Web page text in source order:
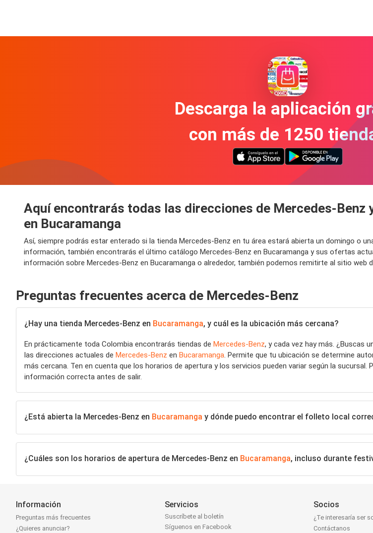
Descarga la aplicación
con más de 1250
Aquí encontrarás todas las direcciones de Mercedes-
en Bucaramanga
Así, siempre podrás estar enterado si la tienda Mercedes-Benz en tu área estará abierta un domingo o
información, también encontrarás el último catálogo Mercedes-Benz en Bucaramanga y sus ofertas
información sobre Mercedes-Benz en Bucaramanga o alrededor, también podemos remitirte al sitio web
Preguntas frecuentes acerca de Mercedes-Benz
¿Hay una tienda Mercedes-Benz en Bucaramanga, y cuál es la ubicación más cercana?
En prácticamente toda Colombia encontrarás tiendas de Mercedes-Benz, y cada vez hay más. ¿Buscas
las direcciones actuales de Mercedes-Benz en Bucaramanga. Permite que tu ubicación se determine
más cercana. Ten en cuenta que los horarios de apertura y los servicios pueden variar según la sucursal.
información correcta antes de salir.
¿Está abierta la Mercedes-Benz en Bucaramanga y dónde puedo encontrar el folleto local
¿Cuáles son los horarios de apertura de Mercedes-Benz en Bucaramanga, incluso durante
Información
Preguntas más frecuentes
¿Quieres anunciar?
Servicios
Suscríbete al boletín
Síguenos en Facebook
Socios
¿Te interesaría ser
Contáctanos